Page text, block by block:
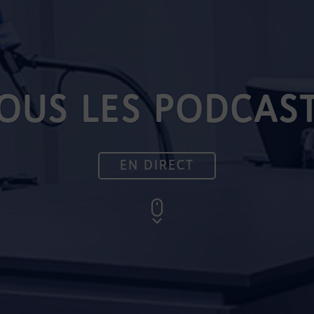
LES
EN DIRECT